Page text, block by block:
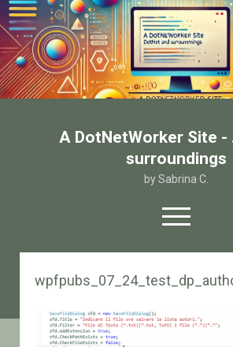
A DotNetWorker Site -
surroundings
by Sabrina C.
open
menu
twitter
Chi sono